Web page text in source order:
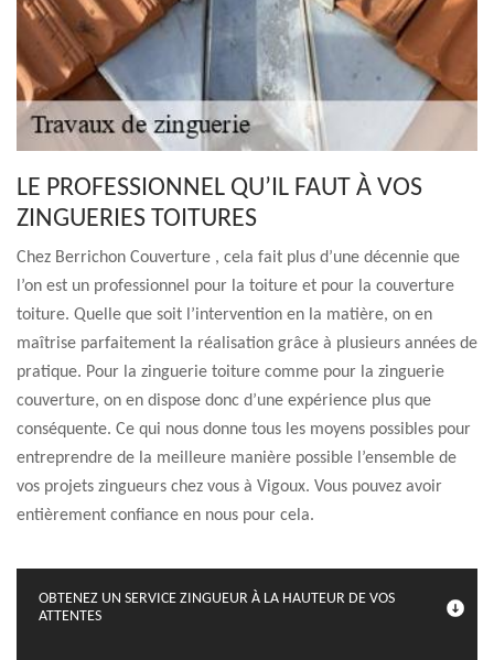
LE PROFESSIONNEL QU’IL FAUT À VOS
ZINGUERIES TOITURES
Chez Berrichon Couverture , cela fait plus d’une décennie que
l’on est un professionnel pour la toiture et pour la couverture
toiture. Quelle que soit l’intervention en la matière, on en
maîtrise parfaitement la réalisation grâce à plusieurs années de
pratique. Pour la zinguerie toiture comme pour la zinguerie
couverture, on en dispose donc d’une expérience plus que
conséquente. Ce qui nous donne tous les moyens possibles pour
entreprendre de la meilleure manière possible l’ensemble de
vos projets zingueurs chez vous à Vigoux. Vous pouvez avoir
entièrement confiance en nous pour cela.
OBTENEZ UN SERVICE ZINGUEUR À LA HAUTEUR DE VOS
ATTENTES